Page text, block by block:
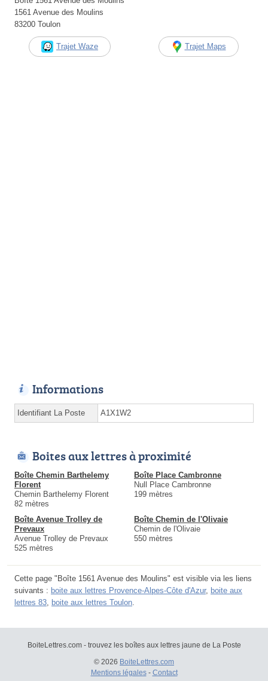
1561 Avenue des Moulins
83200 Toulon
Trajet Waze Trajet Maps
Informations
Identifiant La Poste A1X1W2
Boites aux lettres à proximité
Boîte Chemin Barthelemy
Florent
Chemin Barthelemy Florent
82 mètres
Boîte Place Cambronne
Null Place Cambronne
199 mètres
Boîte Avenue Trolley de
Prevaux
Avenue Trolley de Prevaux
525 mètres
Boîte Chemin de l'Olivaie
Chemin de l'Olivaie
550 mètres
Cette page "Boîte 1561 Avenue des Moulins" est visible via les liens
suivants : boite aux lettres Provence-Alpes-Côte d'Azur, boite aux
lettres 83 boite aux lettres Toulon
BoiteLettres.com - trouvez les boîtes aux lettres jaune de La Poste
© 2026 BoiteLettres.com
Mentions légales- Contact